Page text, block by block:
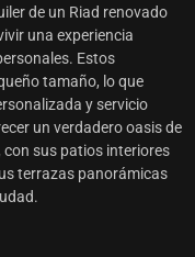
de un Riad renovado
una experiencia
Estos
tamaño, lo que
y servicio
un verdadero oasis de
con sus patios interiores
terrazas panorámicas